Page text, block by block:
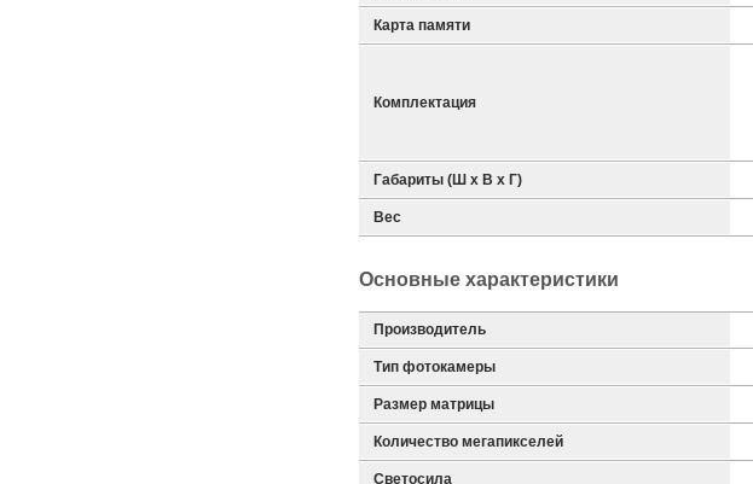
Карта памяти
Комплектация
Габариты (Ш х В х Г)
Вес
Основные характеристики
Производитель
Тип фотокамеры
Размер матрицы
Количество мегапикселей
Светосила